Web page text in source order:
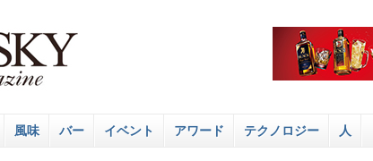
風味 バー イベント アワード テクノロジー 人